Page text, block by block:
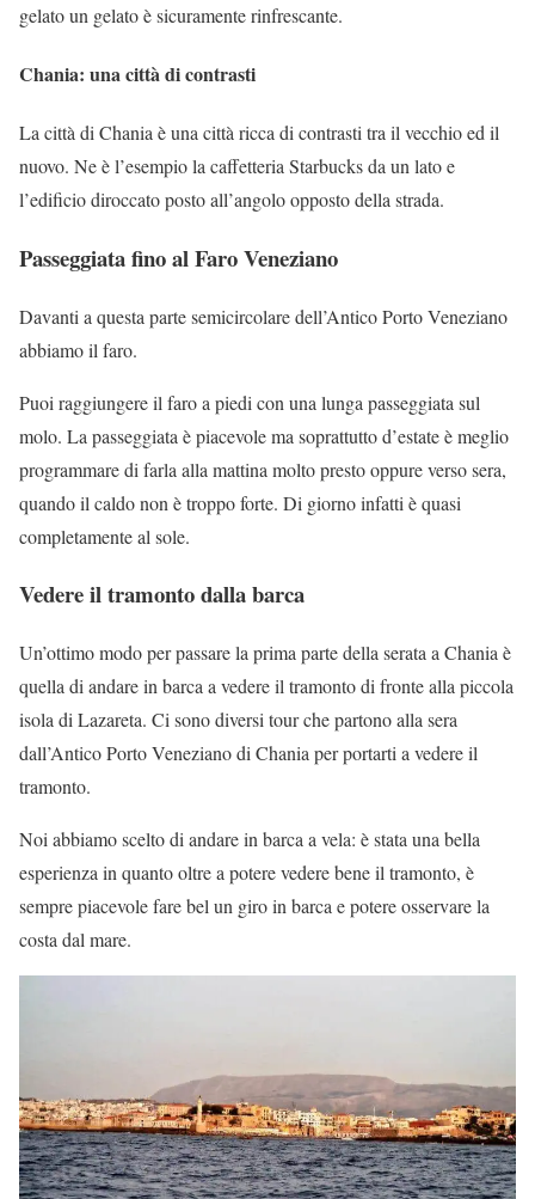
gelato un gelato è sicuramente rinfrescante.
Chania: una città di contrasti
La città di Chania è una città ricca di contrasti tra il vecchio ed il
nuovo. Ne è l’esempio la caffetteria Starbucks da un lato e
l’edificio diroccato posto all’angolo opposto della strada.
Passeggiata fino al Faro Veneziano
Davanti a questa parte semicircolare dell’Antico Porto Veneziano
abbiamo il faro.
Puoi raggiungere il faro a piedi con una lunga passeggiata sul
molo. La passeggiata è piacevole ma soprattutto d’estate è meglio
programmare di farla alla mattina molto presto oppure verso sera,
quando il caldo non è troppo forte. Di giorno infatti è quasi
completamente al sole.
Vedere il tramonto dalla barca
Un’ottimo modo per passare la prima parte della serata a Chania è
quella di andare in barca a vedere il tramonto di fronte alla piccola
isola di Lazareta. Ci sono diversi tour che partono alla sera
dall’Antico Porto Veneziano di Chania per portarti a vedere il
tramonto.
Noi abbiamo scelto di andare in barca a vela: è stata una bella
esperienza in quanto oltre a potere vedere bene il tramonto, è
sempre piacevole fare bel un giro in barca e potere osservare la
costa dal mare.